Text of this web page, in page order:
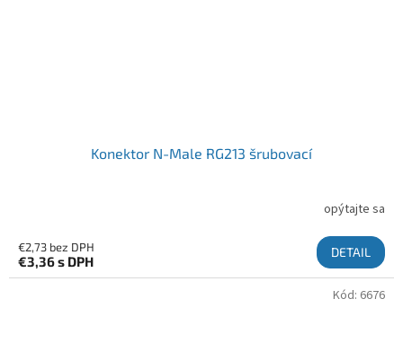
Konektor N-Male RG213 šrubovací
opýtajte sa
€2,73 bez DPH
€3,36s DPH
DETAIL
Kód: 6676